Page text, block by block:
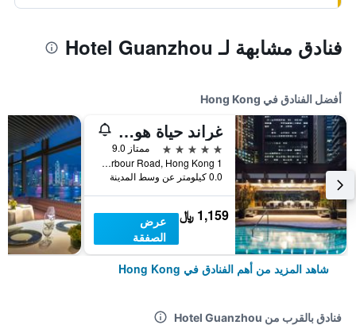
فنادق مشابهة لـ Hotel Guanzhou
أفضل الفنادق في Hong Kong
غراند حياة هونغ كونغ
5 نجوم
ممتاز 9.0
1 Harbour Road, Hong Kong, هونغ كونغ
0.0 كيلومتر عن وسط المدينة
1,159 ﷼
عرض
الصفقة
شاهد المزيد من أهم الفنادق في Hong Kong
فنادق بالقرب من Hotel Guanzhou